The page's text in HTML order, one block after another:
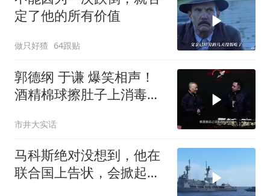
定了他的所有价值
做只好猹 64跟贴
郭德纲 于谦 爆笑相声！
酒精棉球擦肚子上消毒，
擦反了？
市井大实话
马科斯绝对没想到，他在
联合国上告状，会掀起中